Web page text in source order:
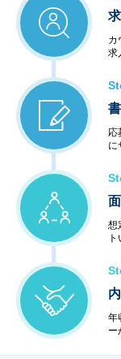
カ
求
応
に
想
年
ー